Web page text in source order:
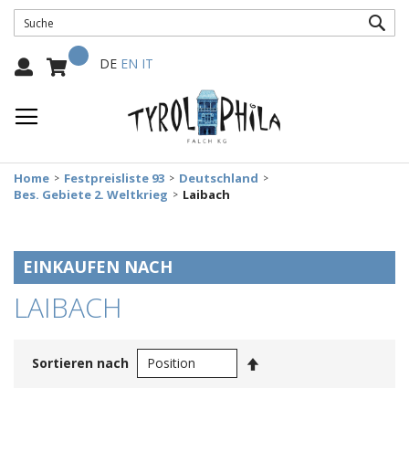
Mein Warenkorb
Select
DE EN IT
Home Festpreisliste 93
Deutschland
Bes. Gebiete 2. Weltkrieg
Laibach
LAIBACH
Sortieren nach
EINKAUFEN NACH